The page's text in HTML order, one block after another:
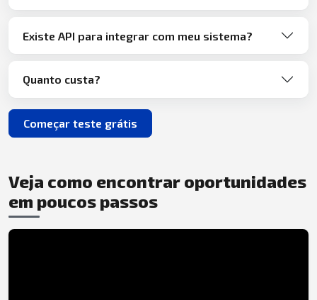
Existe API para integrar com meu sistema?
Quanto custa?
Começar teste grátis
Veja como encontrar oportunidades
em poucos passos